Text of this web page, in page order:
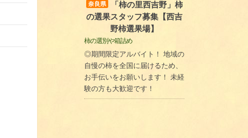
奈良県
「柿の里西吉野」柿
の選果スタッフ募集【西吉
野柿選果場】
柿の選別や箱詰め
◎期間限定アルバイト！ 地域の
自慢の柿を全国に届けるため、
お手伝いをお願いします！ 未経
験の方も大歓迎です！